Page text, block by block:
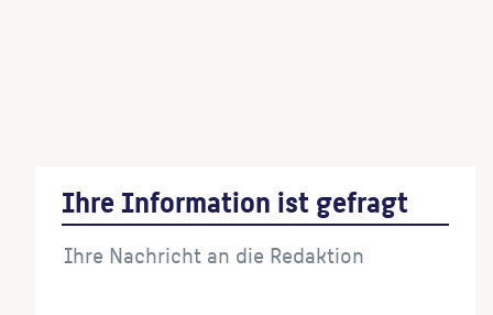
Ihre Information ist gefragt